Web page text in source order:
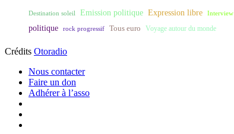
Destination soleil Emission politique Expression libre Interview
politique rock progressif Tous euro Voyage autour du monde
Crédits Otoradio
Nous contacter
Faire un don
Adhérer à l’asso